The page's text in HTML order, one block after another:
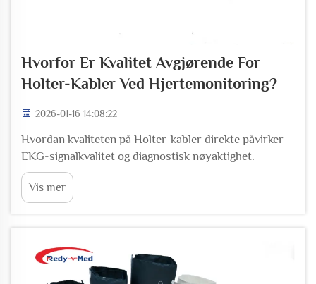
Hvorfor Er Kvalitet Avgjørende For
Holter-Kabler Ved Hjertemonitoring?
2026-01-16 14:08:22
Hvordan kvaliteten på Holter-kabler direkte påvirker
EKG-signalkvalitet og diagnostisk nøyaktighet.
Kablerets integritet, lederens renhet og skjerming:
Tekniske grunnlag for rensignalsöverføring. De
medisinske Holter-kablene vi bruker i dag har tre...
Vis mer